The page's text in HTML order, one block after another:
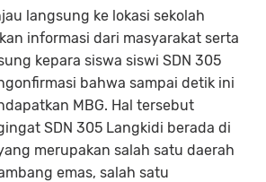
langsung ke lokasi sekolah
informasi dari masyarakat serta
kepara siswa siswi SDN 305
bahwa sampai detik ini
MBG. Hal tersebut
SDN 305 Langkidi berada di
merupakan salah satu daerah
emas, salah satu